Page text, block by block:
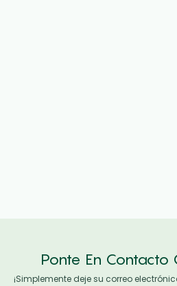
Ponte En Contacto
¡Simplemente deje su correo